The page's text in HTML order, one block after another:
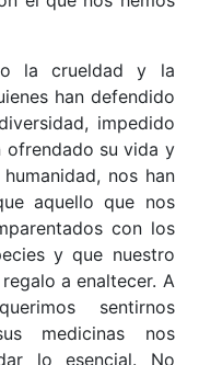
la crueldad y la
han defendido
impedido
ofrendado su vida y
nos han
aquello que nos
con los
y que nuestro
a enaltecer. A
sentirnos
medicinas nos
lo esencial. No